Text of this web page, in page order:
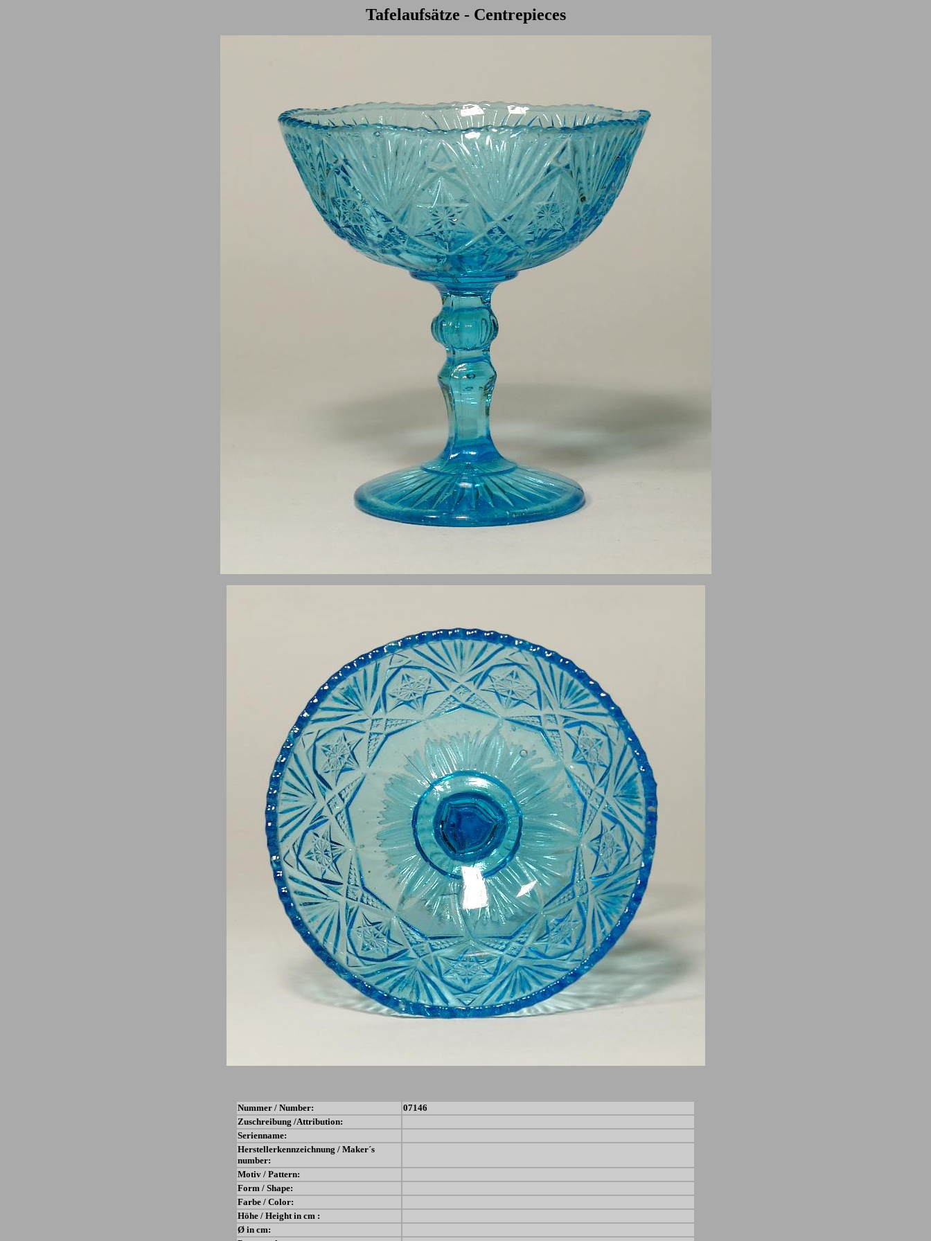
Tafelaufsätze - Centrepieces
Nummer / Number:
07146
Zuschreibung /Attribution:
Serienname:
Herstellerkennzeichnung / Maker´s
number:
Motiv / Pattern:
Form / Shape:
Farbe / Color:
Höhe / Height in cm :
Ø in cm: